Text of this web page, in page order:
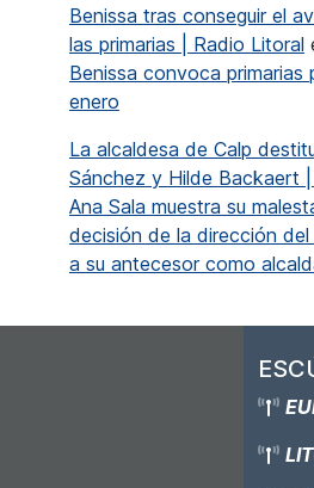
Benissa tras conseguir el
las primarias | Radio Litoral
Benissa convoca primarias
enero
La alcaldesa de Calp
Sánchez y Hilde Backaert
Ana Sala muestra su
decisión de la dirección
a su antecesor como